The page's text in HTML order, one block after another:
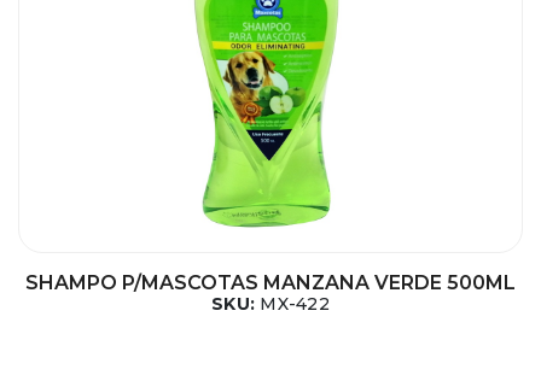
SHAMPO P/MASCOTAS MANZANA VERDE 500ML
SKU: MX-422